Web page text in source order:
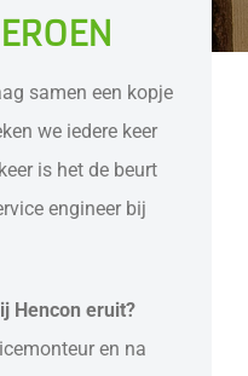
samen een kopje
we iedere keer
is het de beurt
engineer bij
Hencon eruit?
en na